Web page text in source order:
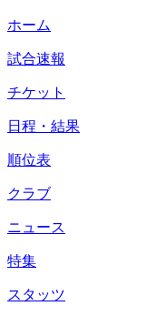
ホーム
試合速報
チケット
日程・結果
順位表
クラブ
ニュース
特集
スタッツ